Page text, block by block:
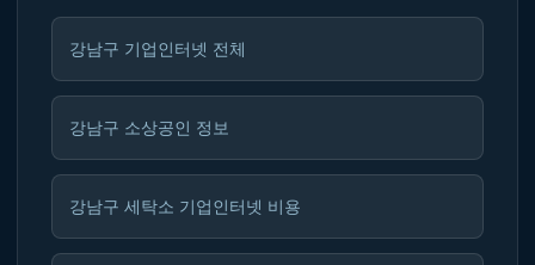
강남구 기업인터넷 전체
강남구 소상공인 정보
강남구 세탁소 기업인터넷 비용